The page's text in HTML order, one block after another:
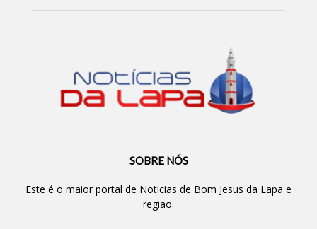
SOBRE NÓS
Este é o maior portal de Noticias de Bom Jesus da Lapa e
região.